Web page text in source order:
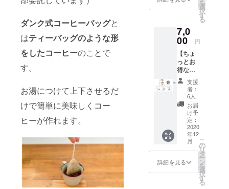
ダンク式コーヒーバッグと
はティーバッグのような形
をしたコーヒーのことで
す。
お湯につけて上下させるだ
けで簡単に美味しくコー
ヒーが作れます。
類は当
店おま
かせで
お届け
しま
す。 ご
希望例
ちょっ
と酸味
に寄っ
てる
コー
ヒー2種
・バラ
ンス取
れた
ヒー2種
ましろ
オリジ
着 1箱
ご希
望の巾
着の色
を下記
より1種
類お選
び頂
き、
備考欄
にご記
入くだ
さい。
（１）
ブルー
を
選
択
す
る
7,0
00 円
【ちょ
っとお
得な
ゆるね
こ10箱
コー
ス】 ●
リター
ン品 ①
ゆるね
こむか
いしま
コー
ヒー
10箱 ゆ
るねこ
支援
者：
6人
お届
け予
定：
2020
年12
月
詳細を見る
こ
の
リ
タ
ー
ン
を
選
択
す
る